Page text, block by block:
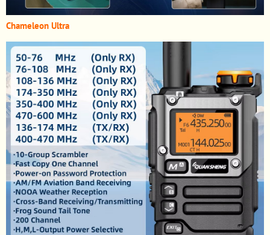
Chameleon Ultra